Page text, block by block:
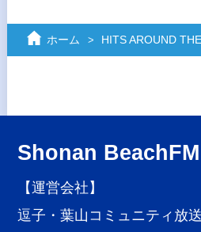
ホーム HITS AROUND
Shonan
【運営会社】
逗子・葉山コミュニティ放